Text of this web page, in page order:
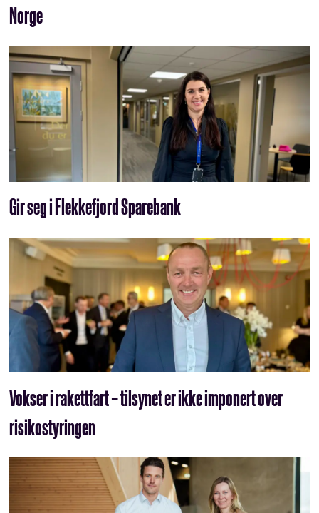
Norge
Gir seg i Flekkefjord Sparebank
Vokser i rakettfart – tilsynet er ikke imponert over
risikostyringen